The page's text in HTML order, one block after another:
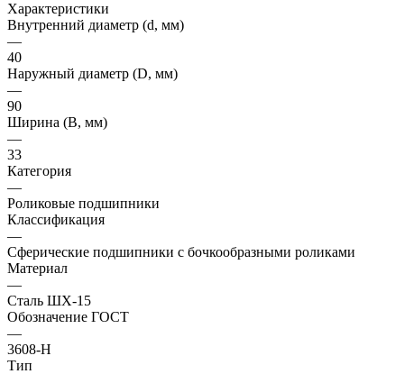
Характеристики
Внутренний диаметр (d, мм)
—
40
Наружный диаметр (D, мм)
—
90
Ширина (B, мм)
—
33
Категория
—
Роликовые подшипники
Классификация
—
Сферические подшипники с бочкообразными роликами
Материал
—
Сталь ШХ-15
Обозначение ГОСТ
—
3608-Н
Тип